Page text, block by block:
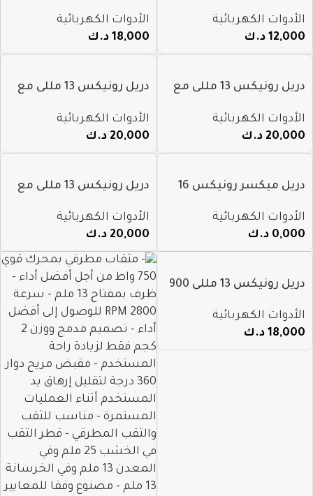
الأدوات الكهربائية
12,000 د.ك
الأدوات الكهربائية
18,000 د.ك
دريل رونيكس 13 مللى مع
الأدوات الكهربائية
20,000 د.ك
دريل رونيكس 13 مللى مع
الأدوات الكهربائية
20,000 د.ك
دريل ميكسر رونيكس 16
2400
الأدوات الكهربائية
0,000 د.ك
دريل رونيكس 13 مللى مع
الأدوات الكهربائية
20,000 د.ك
دريل رونيكس 13 مللى 900
الأدوات الكهربائية
18,000 د.ك